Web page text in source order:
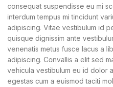
consequat suspendisse eu mi
interdum tempus mi tincidunt
adipiscing. Vitae vestibulum id
quisque dignissim ante
venenatis metus fusce lacus a
adipiscing. Convallis a elit sed
vehicula vestibulum eu id dolor
egestas cum a euismod taciti